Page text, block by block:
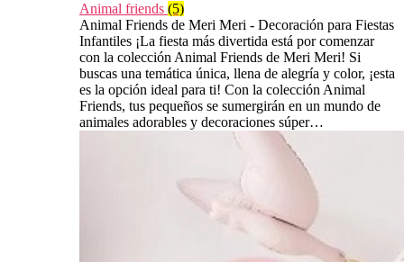
Animal friends (5)
Animal Friends de Meri Meri - Decoración para Fiestas
Infantiles ¡La fiesta más divertida está por comenzar
con la colección Animal Friends de Meri Meri! Si
buscas una temática única, llena de alegría y color, ¡esta
es la opción ideal para ti! Con la colección Animal
Friends, tus pequeños se sumergirán en un mundo de
animales adorables y decoraciones súper…